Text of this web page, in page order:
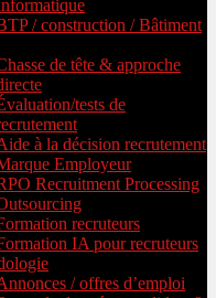
/ construction / Bâtiment
de tête & approche
tests de
à la décision recrutement
Employeur
Recruitment Processing
recruteurs
IA pour recruteurs
/ offres d’emploi